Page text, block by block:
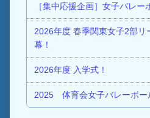
［集中応援企画］女子バレー
2026年度 春季関東女子2部
幕！
2026年度 入学式！
2025 体育会女子バレーボー